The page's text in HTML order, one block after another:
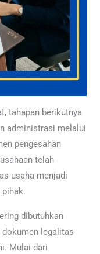
tahapan berikutnya
administrasi melalui
pengesahan
telah
usaha menjadi
pihak.
dibutuhkan
dokumen legalitas
Mulai dari